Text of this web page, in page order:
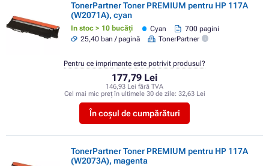
TonerPartner Toner PREMIUM pentru HP 117A
(W2071A), cyan
In stoc > 10 bucăți Cyan
700 pagini
25,40 ban / pagină
TonerPartner
177,79 Lei
146,93 Lei fără TVA
Cel mai mic preț în ultimele 30 de zile: 32,63 Lei
În coșul de cumpărături
Pentru ce imprimante este potrivit produsul?
TonerPartner Toner PREMIUM pentru HP 117A
(W2073A), magenta